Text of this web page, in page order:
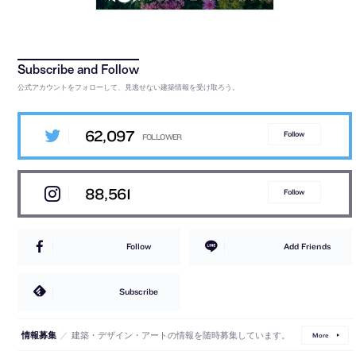
公式アカウントをフォローして、見逃せない建築情報を受け取ろう。
62,097 Follow
88,561 Follow
Follow Add Friends
Subscribe
情報募集 ／ 建築・デザイン・アートの情報を随時募集しています。 More